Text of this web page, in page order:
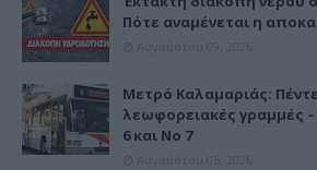
Πότε αναμένεται η
Μετρό Καλαμαριάς:
λεωφορειακές γραμμές –
6 και Νο 7